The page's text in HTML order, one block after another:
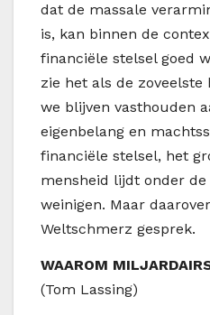
dat de massale
is, kan binnen de
financiële stelsel goed
zie het als de zoveelste
we blijven vasthouden
eigenbelang en
financiële stelsel, het
mensheid lijdt onder
weinigen. Maar
Weltschmerz gesprek.
WAAROM
(Tom Lassing)